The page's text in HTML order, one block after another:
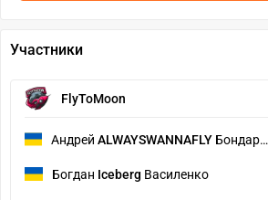
Участники
FlyToMoon
Андрей ALWAYSWANNAFLYБондаренко
Богдан Iceberg Василенко